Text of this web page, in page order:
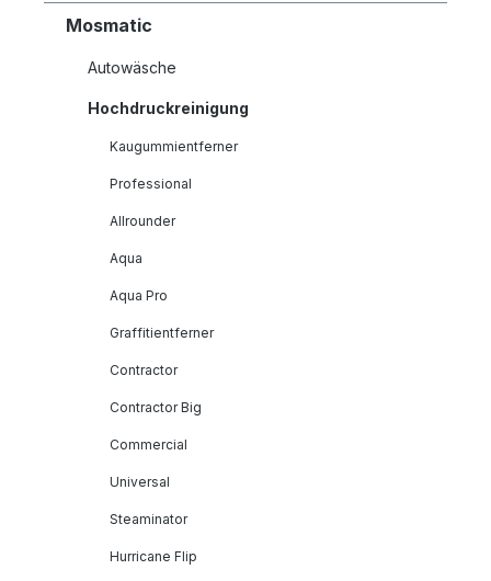
Mosmatic
Autowäsche
Hochdruckreinigung
Kaugummientferner
Professional
Allrounder
Aqua
Aqua Pro
Graffitientferner
Contractor
Contractor Big
Commercial
Universal
Steaminator
Hurricane Flip